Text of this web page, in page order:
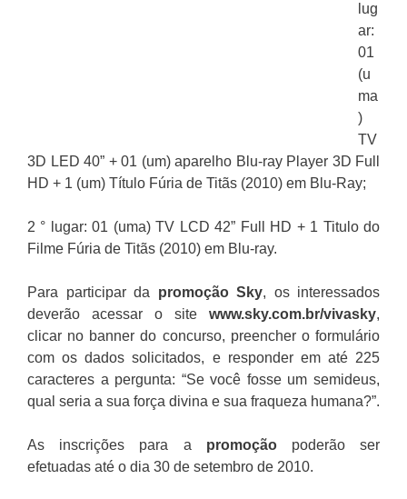
lug
ar:
01
(u
ma
)
TV
3D LED 40” + 01 (um) aparelho Blu-ray Player 3D Full
HD + 1 (um) Título Fúria de Titãs (2010) em Blu-Ray;
2 ° lugar: 01 (uma) TV LCD 42” Full HD + 1 Titulo do
Filme Fúria de Titãs (2010) em Blu-ray.
Para participar da promoção Sky, os interessados
deverão acessar o site www.sky.com.br/vivasky,
clicar no banner do concurso, preencher o formulário
com os dados solicitados, e responder em até 225
caracteres a pergunta: “Se você fosse um semideus,
qual seria a sua força divina e sua fraqueza humana?”.
As inscrições para a promoçãopoderão ser
efetuadas até o dia 30 de setembro de 2010.